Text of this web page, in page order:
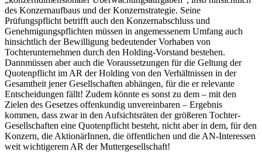
des Konzernaufbaus und der Konzernstrategie. Seine
Prüfungspflicht betrifft auch den Konzernabschluss und
Genehmigungspflichten müssen in angemessenem Umfang auch
hinsichtlich der Bewilligung bedeutender Vorhaben von
Tochterunternehmen durch den Holding-Vorstand bestehen.
Dannmüssen aber auch die Voraussetzungen für die Geltung der
Quotenpflicht im AR der Holding von den Verhältnissen in der
Gesamtheit jener Gesellschaften abhängen, für die er relevante
Entscheidungen fällt! Zudem könnte es sonst zu dem – mit den
Zielen des Gesetzes offenkundig unvereinbaren – Ergebnis
kommen, dass zwar in den Aufsichtsräten der größeren Tochter-
Gesellschaften eine Quotenpflicht besteht, nicht aber in dem, für den
Konzern, die AktionärInnen, die öffentlichen und die AN-Interessen
weit wichtigerem AR der Muttergesellschaft!